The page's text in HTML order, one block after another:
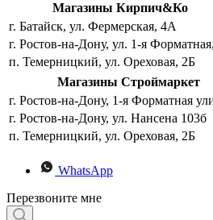
Магазины Кирпич&Ко
г. Батайск, ул. Фермерская, 4А
г. Ростов-на-Дону, ул. 1-я
п. Темерницкий, ул. Ореховая, 2Б
Магазины Строймаркет
г. Ростов-на-Дону, 1-я Форматная
г. Ростов-на-Дону, ул. Нансена 103б
п. Темерницкий, ул. Ореховая, 2Б
WhatsApp
Перезвоните мне